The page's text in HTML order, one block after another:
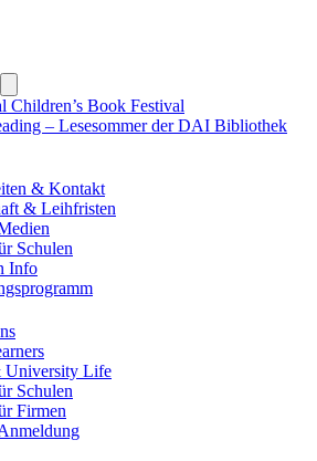
submenu
Children’s Book Festival
– Lesesommer der DAI Bibliothek
& Kontakt
& Leihfristen
Schulen
Info
University Life
Schulen
Firmen